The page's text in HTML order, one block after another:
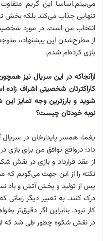
می‌بینم.اساسا این گریم
تنهایی جذاب می‌کند بلکه بخش
انتخاب من است. در مورد
از مطرح‌شدن این پیشنهاد،،
بازی کرده‌ام شدم.
ازآنجاکه در این سریال نیز
کاراکترتان شخصیتی اشراف
شوید و بارزترین وجه تمایز
نوبه خودتان چیست؟
یغما، همسر پایدارخان در
داد؛ درواقع توافق من برای
از عقد قرارداد و بازی در نقش
نکته را از این جهت می‌گویم که
پس از تولید و پخش آتش و باد
درک کنند. به تعبیر دیگر
کار نبود. بنابراین اگر دقیق‌تر
در نقش شکوه چطور طِی شد که از